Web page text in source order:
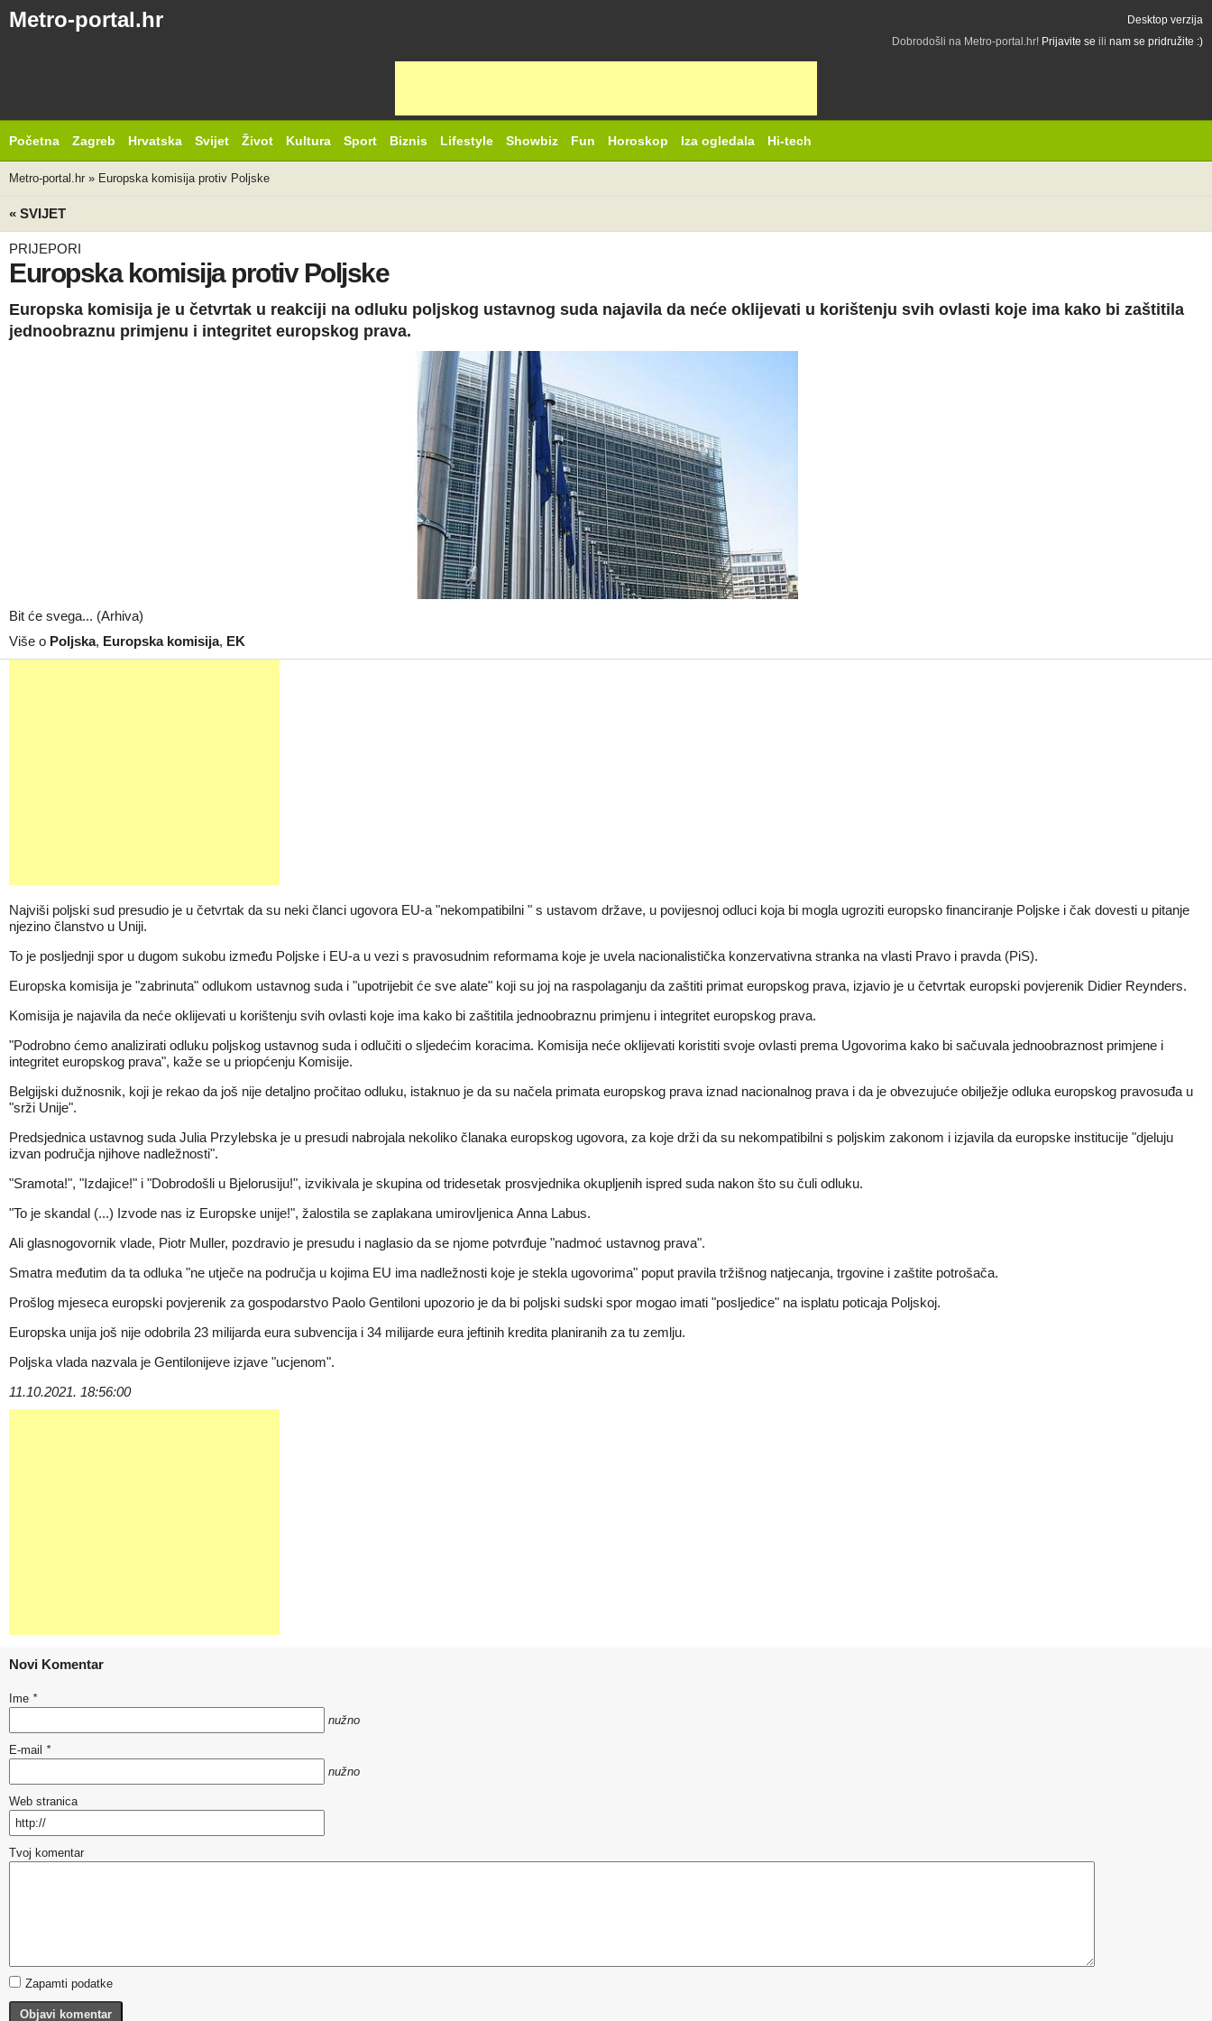
Metro-portal.hr
Desktop verzija
Dobrodošli na Metro-portal.hr! Prijavite se ili nam se pridružite :)
Početna Zagreb Hrvatska Svijet Život Kultura Sport Biznis Lifestyle Showbiz Fun Horoskop Iza ogledala Hi-tech
Metro-portal.hr » Europska komisija protiv Poljske
« SVIJET
PRIJEPORI
Europska komisija protiv Poljske
Europska komisija je u četvrtak u reakciji na odluku poljskog ustavnog suda najavila da neće oklijevati u korištenju svih ovlasti koje ima kako bi zaštitila
jednoobraznu primjenu i integritet europskog prava.
Bit će svega... (Arhiva)
Više o Poljska, Europska komisija, EK
Najviši poljski sud presudio je u četvrtak da su neki članci ugovora EU-a "nekompatibilni " s ustavom države, u povijesnoj odluci koja bi mogla ugroziti europsko financiranje Poljske i čak dovesti u pitanje
njezino članstvo u Uniji.
To je posljednji spor u dugom sukobu između Poljske i EU-a u vezi s pravosudnim reformama koje je uvela nacionalistička konzervativna stranka na vlasti Pravo i pravda (PiS).
Europska komisija je "zabrinuta" odlukom ustavnog suda i "upotrijebit će sve alate" koji su joj na raspolaganju da zaštiti primat europskog prava, izjavio je u četvrtak europski povjerenik Didier Reynders.
Komisija je najavila da neće oklijevati u korištenju svih ovlasti koje ima kako bi zaštitila jednoobraznu primjenu i integritet europskog prava.
"Podrobno ćemo analizirati odluku poljskog ustavnog suda i odlučiti o sljedećim koracima. Komisija neće oklijevati koristiti svoje ovlasti prema Ugovorima kako bi sačuvala jednoobraznost primjene i
integritet europskog prava", kaže se u priopćenju Komisije.
Belgijski dužnosnik, koji je rekao da još nije detaljno pročitao odluku, istaknuo je da su načela primata europskog prava iznad nacionalnog prava i da je obvezujuće obilježje odluka europskog pravosuđa u
"srži Unije".
Predsjednica ustavnog suda Julia Przylebska je u presudi nabrojala nekoliko članaka europskog ugovora, za koje drži da su nekompatibilni s poljskim zakonom i izjavila da europske institucije "djeluju
izvan područja njihove nadležnosti".
"Sramota!", "Izdajice!" i "Dobrodošli u Bjelorusiju!", izvikivala je skupina od tridesetak prosvjednika okupljenih ispred suda nakon što su čuli odluku.
"To je skandal (...) Izvode nas iz Europske unije!", žalostila se zaplakana umirovljenica Anna Labus.
Ali glasnogovornik vlade, Piotr Muller, pozdravio je presudu i naglasio da se njome potvrđuje "nadmoć ustavnog prava".
Smatra međutim da ta odluka "ne utječe na područja u kojima EU ima nadležnosti koje je stekla ugovorima" poput pravila tržišnog natjecanja, trgovine i zaštite potrošača.
Prošlog mjeseca europski povjerenik za gospodarstvo Paolo Gentiloni upozorio je da bi poljski sudski spor mogao imati "posljedice" na isplatu poticaja Poljskoj.
Europska unija još nije odobrila 23 milijarda eura subvencija i 34 milijarde eura jeftinih kredita planiranih za tu zemlju.
Poljska vlada nazvala je Gentilonijeve izjave "ucjenom".
11.10.2021. 18:56:00
Novi Komentar
Ime *
nužno
E-mail *
nužno
Web stranica
Tvoj komentar
Zapamti podatke
Objavi komentar